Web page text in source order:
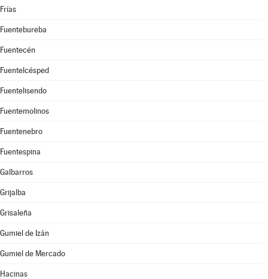
Frías
Fuentebureba
Fuentecén
Fuentelcésped
Fuentelisendo
Fuentemolinos
Fuentenebro
Fuentespina
Galbarros
Grijalba
Grisaleña
Gumiel de Izán
Gumiel de Mercado
Hacinas